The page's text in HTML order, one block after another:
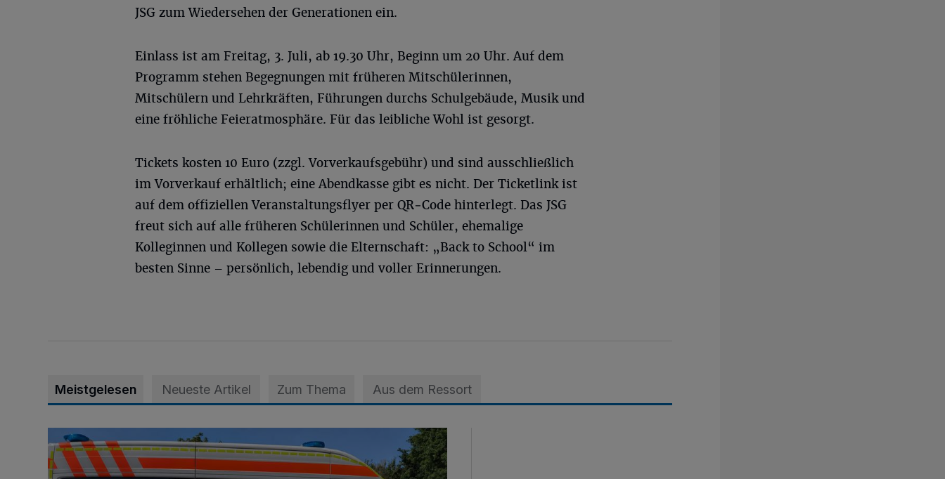
JSG zum Wiedersehen der Generationen ein.
Einlass ist am Freitag, 3. Juli, ab 19.30 Uhr, Beginn um 20 Uhr. Auf dem
Programm stehen Begegnungen mit früheren Mitschülerinnen,
Mitschülern und Lehrkräften, Führungen durchs Schulgebäude, Musik und
eine fröhliche Feieratmosphäre. Für das leibliche Wohl ist gesorgt.
Tickets kosten 10 Euro (zzgl. Vorverkaufsgebühr) und sind ausschließlich
im Vorverkauf erhältlich; eine Abendkasse gibt es nicht. Der Ticketlink ist
auf dem offiziellen Veranstaltungsflyer per QR‑Code hinterlegt. Das JSG
freut sich auf alle früheren Schülerinnen und Schüler, ehemalige
Kolleginnen und Kollegen sowie die Elternschaft: „Back to School“ im
besten Sinne – persönlich, lebendig und voller Erinnerungen.
Meistgelesen Neueste Artikel Zum Thema Aus dem Ressort
„Für Blut gibt es kein Copy & Paste“